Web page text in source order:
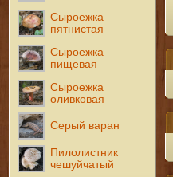
Сыроежка
пятнистая
Сыроежка
пищевая
Сыроежка
оливковая
Серый варан
Пилолистник
чешуйчатый